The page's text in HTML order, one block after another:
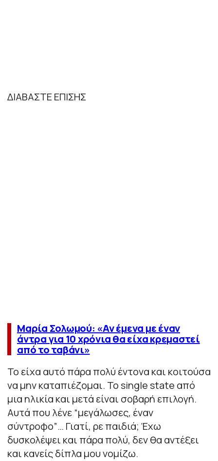
ΔΙΑΒΑΣΤΕ ΕΠΙΣΗΣ
Μαρία Σολωμού: «Αν έμενα με έναν
άντρα για 10 χρόνια θα είχα κρεμαστεί
από το ταβάνι»
Το είχα αυτό πάρα πολύ έντονα και κοιτούσα
να μην καταπιέζομαι. Το single state από
μια ηλικία και μετά είναι σοβαρή επιλογή.
Αυτά που λένε “μεγάλωσες, έναν
σύντροφο”… Γιατί, ρε παιδιά; Έχω
δυσκολέψει και πάρα πολύ, δεν θα αντέξει
και κανείς δίπλα μου νομίζω.